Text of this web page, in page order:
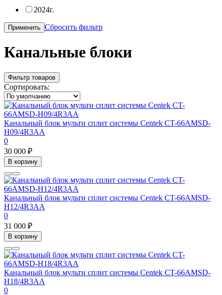
2024г.
Применить Сбросить фильтр
Канальные блоки
Фильтр товаров
Сортировать:
Канальный блок мульти сплит системы Centek CT-66AMSD-
H09/4R3AA
0
30 000 ₽
В корзину
Канальный блок мульти сплит системы Centek CT-66AMSD-
H12/4R3AA
0
31 000 ₽
В корзину
Канальный блок мульти сплит системы Centek CT-66AMSD-
H18/4R3AA
0